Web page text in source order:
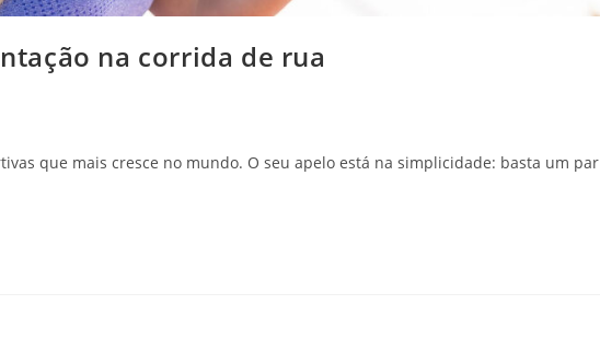
na corrida de rua
que mais cresce no mundo. O seu apelo está na simplicidade: basta um par